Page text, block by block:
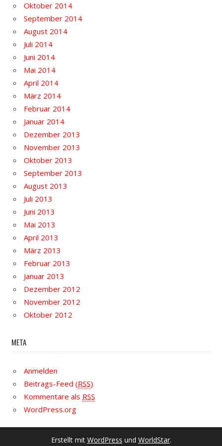
Oktober 2014
September 2014
August 2014
Juli 2014
Juni 2014
Mai 2014
April 2014
März 2014
Februar 2014
Januar 2014
Dezember 2013
November 2013
Oktober 2013
September 2013
August 2013
Juli 2013
Juni 2013
Mai 2013
April 2013
März 2013
Februar 2013
Januar 2013
Dezember 2012
November 2012
Oktober 2012
META
Anmelden
Beitrags-Feed (RSS)
Kommentare als RSS
WordPress.org
Erstellt mit WordPress und WorldStar.